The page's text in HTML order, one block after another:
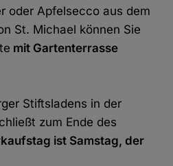
oder Apfelsecco aus dem
St. Michael können Sie
mit Gartenterrasse
Stiftsladens in der
zum Ende des
ist Samstag, der